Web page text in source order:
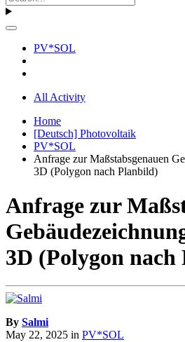
PV*SOL
All Activity
Home
[Deutsch] Photovoltaik
PV*SOL
Anfrage zur Maßstabsgenauen
3D (Polygon nach Planbild)
Anfrage zur
3D (Polygon
By Salmi
May 22, 2025 in PV*SOL